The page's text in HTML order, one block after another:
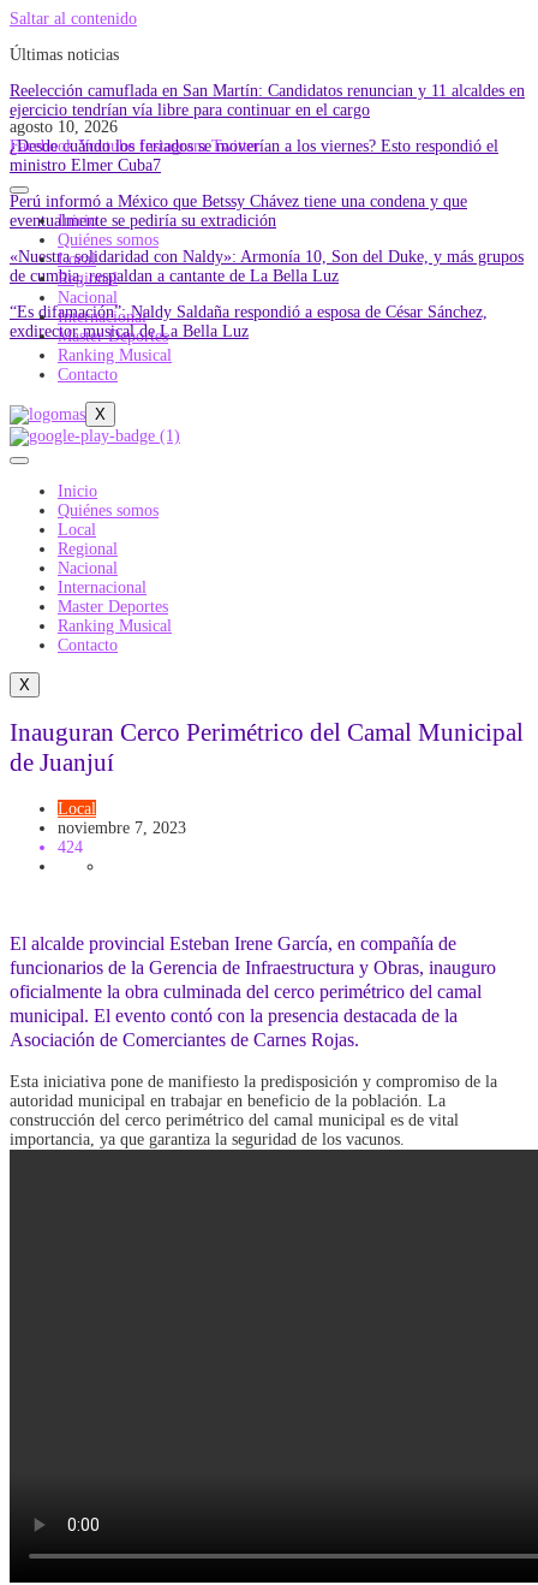
Saltar al contenido
Últimas noticias
Reelección camuflada en San Martín: Candidatos renuncian y 11 alcaldes en
ejercicio tendrían vía libre para continuar en el cargo
¿Desde cuándo los feriados se moverían a los viernes? Esto respondió el
ministro Elmer Cuba7
Perú informó a México que Betssy Chávez tiene una condena y que
eventualmente se pediría su extradición
«Nuestra solidaridad con Naldy»: Armonía 10, Son del Duke, y más grupos
de cumbia, respaldan a cantante de La Bella Luz
“Es difamación”: Naldy Saldaña respondió a esposa de César Sánchez,
exdirector musical de La Bella Luz
agosto 10, 2026
Facebook Youtube Instagram Twitter
Inicio
Quiénes somos
Local
Regional
Nacional
Internacional
Master Deportes
Ranking Musical
Contacto
X
Inicio
Quiénes somos
Local
Regional
Nacional
Internacional
Master Deportes
Ranking Musical
Contacto
X
Inauguran Cerco Perimétrico del Camal Municipal
de Juanjuí
Local
noviembre 7, 2023
424
El alcalde provincial Esteban Irene García, en compañía de
funcionarios de la Gerencia de Infraestructura y Obras, inauguro
oficialmente la obra culminada del cerco perimétrico del camal
municipal. El evento contó con la presencia destacada de la
Asociación de Comerciantes de Carnes Rojas.
Esta iniciativa pone de manifiesto la predisposición y compromiso de la
autoridad municipal en trabajar en beneficio de la población. La
construcción del cerco perimétrico del camal municipal es de vital
importancia, ya que garantiza la seguridad de los vacunos.